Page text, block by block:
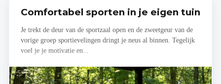
Comfortabel sporten in je eigen tuin
Je trekt de deur van de sportzaal open en de zweetgeur van de
vorige groep sportievelingen dringt je neus al binnen. Tegelijk
voel je je motivatie en...